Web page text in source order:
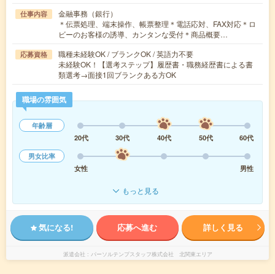
仕事内容
金融事務（銀行）
＊伝票処理、端末操作、帳票整理＊電話応対、FAX対応＊ロ
ビーのお客様の誘導、カンタンな受付＊商品概要…
応募資格
職種未経験OK / ブランクOK / 英語力不要
未経験OK！【選考ステップ】履歴書・職務経歴書による書
類選考→面接1回ブランクある方OK
職場の雰囲気
年齢層
20代
30代 40代 50代
60代
男女比率
女性
男性
もっと見る
気になる! 応募へ進む 詳しく見る
派遣会社 パーソルテンプスタッフ株式会社 北関東エリア